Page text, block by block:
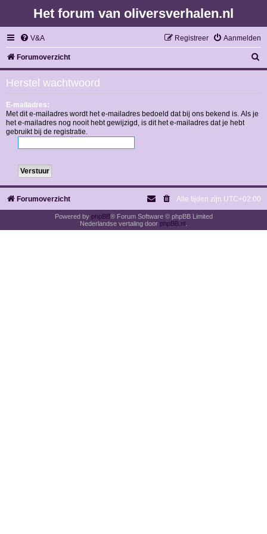
Het forum van oliversverhalen.nl
V&A Aanmelden
Registreer
Forumoverzicht
o
Herstel wachtwoord
E-mailadres:
Met dit e-mailadres wordt het e-mailadres bedoeld dat bij ons bekend is. Als je
het e-mailadres nog nooit hebt gewijzigd, is dit het e-mailadres dat je hebt
gebruikt bij de registratie.
Forumoverzicht Alle tijden zijn UTC+02:00
Powered by phpBB® Forum Software © phpBB Limited
Nederlandse vertaling door phpBB.nl